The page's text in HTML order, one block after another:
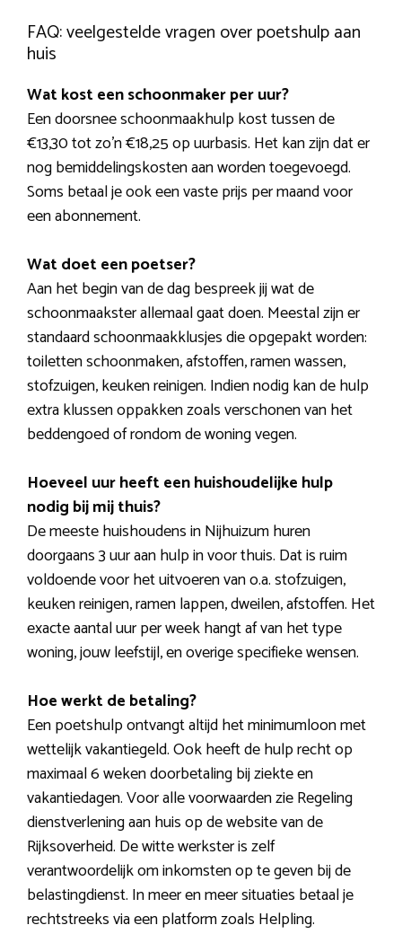
FAQ: veelgestelde vragen over poetshulp aan
huis
Wat kost een schoonmaker per uur?
Een doorsnee schoonmaakhulp kost tussen de
€13,30 tot zo’n €18,25 op uurbasis. Het kan zijn dat er
nog bemiddelingskosten aan worden toegevoegd.
Soms betaal je ook een vaste prijs per maand voor
een abonnement.
Wat doet een poetser?
Aan het begin van de dag bespreek jij wat de
schoonmaakster allemaal gaat doen. Meestal zijn er
standaard schoonmaakklusjes die opgepakt worden:
toiletten schoonmaken, afstoffen, ramen wassen,
stofzuigen, keuken reinigen. Indien nodig kan de hulp
extra klussen oppakken zoals verschonen van het
beddengoed of rondom de woning vegen.
Hoeveel uur heeft een huishoudelijke hulp
nodig bij mij thuis?
De meeste huishoudens in Nijhuizum huren
doorgaans 3 uur aan hulp in voor thuis. Dat is ruim
voldoende voor het uitvoeren van o.a. stofzuigen,
keuken reinigen, ramen lappen, dweilen, afstoffen. Het
exacte aantal uur per week hangt af van het type
woning, jouw leefstijl, en overige specifieke wensen.
Hoe werkt de betaling?
Een poetshulp ontvangt altijd het minimumloon met
wettelijk vakantiegeld. Ook heeft de hulp recht op
maximaal 6 weken doorbetaling bij ziekte en
vakantiedagen. Voor alle voorwaarden zie Regeling
dienstverlening aan huis op de website van de
Rijksoverheid. De witte werkster is zelf
verantwoordelijk om inkomsten op te geven bij de
belastingdienst. In meer en meer situaties betaal je
rechtstreeks via een platform zoals Helpling.